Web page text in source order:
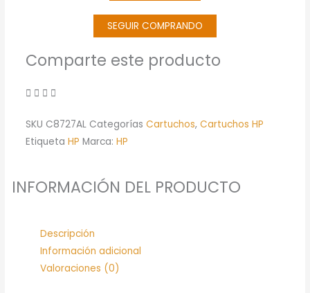
SEGUIR COMPRANDO
Comparte este producto
SKU C8727AL Categorías Cartuchos,Cartuchos HP
Etiqueta HP Marca:HP
INFORMACIÓN DEL PRODUCTO
Descripción
Información adicional
Valoraciones (0)